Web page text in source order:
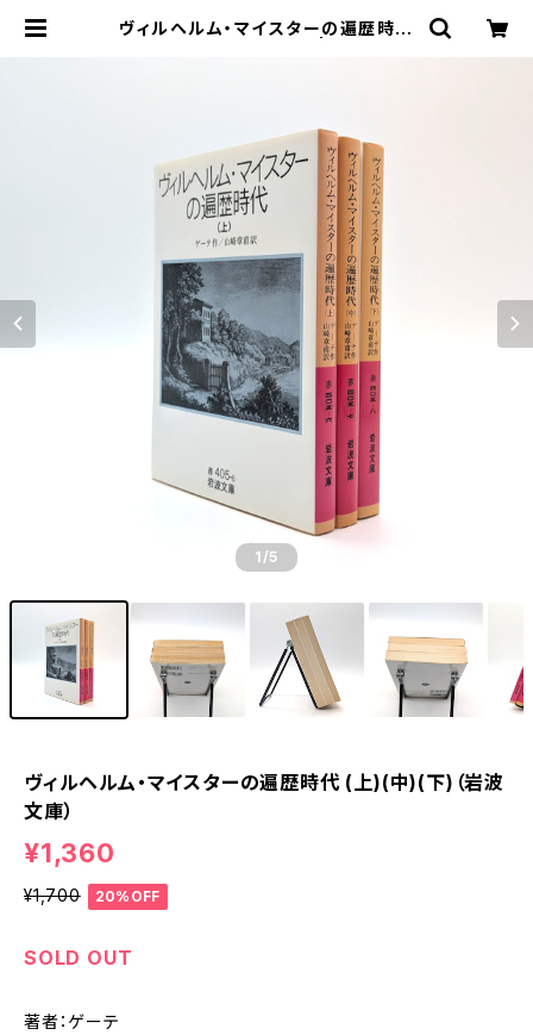
ヴィルヘルム・マイスターの遍歴時代
1 /5
ヴィルヘルム・マイスターの遍歴時代 (上)(中)(下)（岩波
文庫）
¥1,360
¥1,700 20%OFF
SOLD OUT
著者：ゲーテ